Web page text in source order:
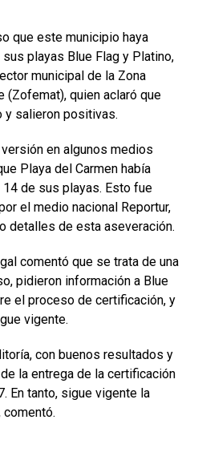
que este municipio haya
playas Blue Flag y Platino,
municipal de la Zona
(Zofemat), quien aclaró que
y salieron positivas.
en algunos medios
Playa del Carmen había
de sus playas. Esto fue
el medio nacional Reportur,
detalles de esta aseveración.
comentó que se trata de una
pidieron información a Blue
el proceso de certificación, y
vigente.
con buenos resultados y
la entrega de la certificación
En tanto, sigue vigente la